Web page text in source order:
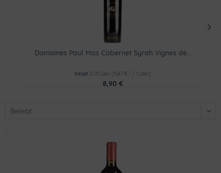
Domaines Paul Mas Cabernet Syrah Vignes de...
Inhalt 0.75 Liter (11,87 € * / 1 Liter)
8,90 €